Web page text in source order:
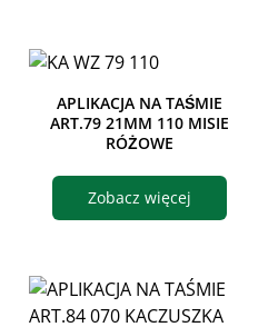
APLIKACJA NA TAŚMIE
ART.79 21MM 110 MISIE
RÓŻOWE
Zobacz więcej